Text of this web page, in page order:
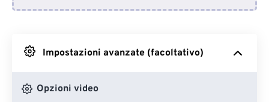
Da Google Drive
Impostazioni avanzate (facoltativo)
Opzioni video